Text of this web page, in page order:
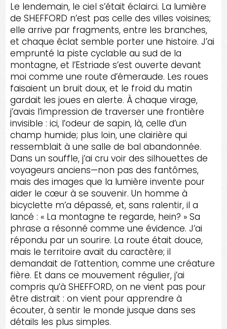
Le lendemain, le ciel s’était éclairci. La lumière
de SHEFFORD n’est pas celle des villes voisines;
elle arrive par fragments, entre les branches,
et chaque éclat semble porter une histoire. J’ai
emprunté la piste cyclable au sud de la
montagne, et l’Estriade s’est ouverte devant
moi comme une route d’émeraude. Les roues
faisaient un bruit doux, et le froid du matin
gardait les joues en alerte. À chaque virage,
j’avais l’impression de traverser une frontière
invisible : ici, l’odeur de sapin, là, celle d’un
champ humide; plus loin, une clairière qui
ressemblait à une salle de bal abandonnée.
Dans un souffle, j’ai cru voir des silhouettes de
voyageurs anciens—non pas des fantômes,
mais des images que la lumière invente pour
aider le cœur à se souvenir. Un homme à
bicyclette m’a dépassé, et, sans ralentir, il a
lancé : « La montagne te regarde, hein? » Sa
phrase a résonné comme une évidence. J’ai
répondu par un sourire. La route était douce,
mais le territoire avait du caractère; il
demandait de l’attention, comme une créature
fière. Et dans ce mouvement régulier, j’ai
compris qu’à SHEFFORD, on ne vient pas pour
être distrait : on vient pour apprendre à
écouter, à sentir le monde jusque dans ses
détails les plus simples.